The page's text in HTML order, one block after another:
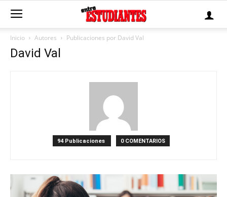
Inicio Autores Publicaciones por David Val
David Val
94 Publicaciones 0 COMENTARIOS